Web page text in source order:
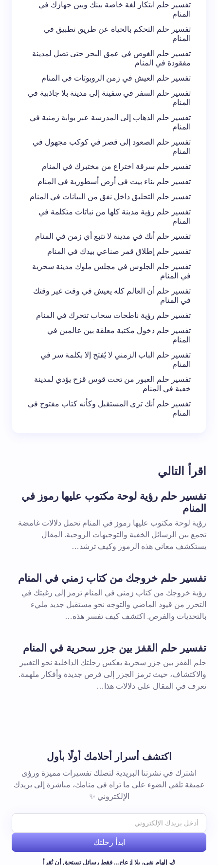
تفسير حلم ابتكار لغة خاصة بينك وبين جهازك في
المنام
تفسير حلم التحكم بالحياة عن طريق تطبيق في
المنام
تفسير حلم الغوص في عمق البحر حتى تصل لمدينة
مفقودة في المنام
تفسير حلم العيش في زمن الروبوتات في المنام
تفسير حلم السفر في سفينة إلى مدينة بلا جاذبية في
المنام
تفسير حلم الذهاب إلى المدرسة عبر بوابة زمنية في
المنام
تفسير حلم الصعود إلى قصر في كوكب مجهول في
المنام
تفسير حلم سرقة اختراع من مختبرك في المنام
تفسير حلم بناء بيت في أرض أسطورية في المنام
تفسير حلم التحليق داخل نفق من البيانات في المنام
تفسير حلم رؤية مدينة كلها من نباتات متكلمة في
المنام
تفسير حلم أنك في مدينة لا تتبع أي زمن في المنام
تفسير حلم إطلاق قمر صناعي بيدك في المنام
تفسير حلم الجلوس في مجلس ملوك مدينة سحرية
في المنام
تفسير حلم أن العالم كله يعيش في وقت غير وقتك
في المنام
تفسير حلم رؤية ناطحات سحاب تتحرك في المنام
تفسير حلم دخول مكتبة معلقة بين عالمين في
المنام
تفسير حلم الباب الزمني لا يُفتح إلا بكلمة سر في
المنام
تفسير حلم العبور من تحت قوس قزح يؤدي لمدينة
خفية في المنام
تفسير حلم أنك ترى المستقبل وكأنه كتاب مفتوح في
المنام
اقرأ التالي
تفسير حلم رؤية لوحة مكتوب عليها رموز في
المنام
رؤية لوحة مكتوب عليها رموز في المنام تحمل دلالات غامضة
تجمع بين الرسائل الخفية والتوجيهات الروحية. المقال
يستكشف معاني هذه الرموز وكيف ترشد…
تفسير حلم خروجك من كتاب زمني في المنام
رؤية خروجك من كتاب زمني في المنام ترمز إلى رغبتك في
التحرر من قيود الماضي والتوجه نحو مستقبل جديد مليء
بالتحديات والفرص. اكتشف كيف تفسر هذه…
تفسير حلم القفز بين جزر سحرية في المنام
حلم القفز بين جزر سحرية يعكس رحلتك الداخلية نحو التغيير
والاكتشاف، حيث ترمز الجزر إلى فرص جديدة وأفكار ملهمة.
تعرف في المقال على دلالات هذا…
اكتشف أسرار أحلامك أولًا بأول
اشترك في نشرتنا البريدية لتصلك تفسيرات مميزة ورؤى
عميقة تلقي الضوء على ما تراه في منامك، مباشرة إلى بريدك
الإلكتروني ✨
ابدأ رحلتك
🌙 إلهام نقي، بلا إزعاج... فقط رسائل تستحق أن تُقرأ